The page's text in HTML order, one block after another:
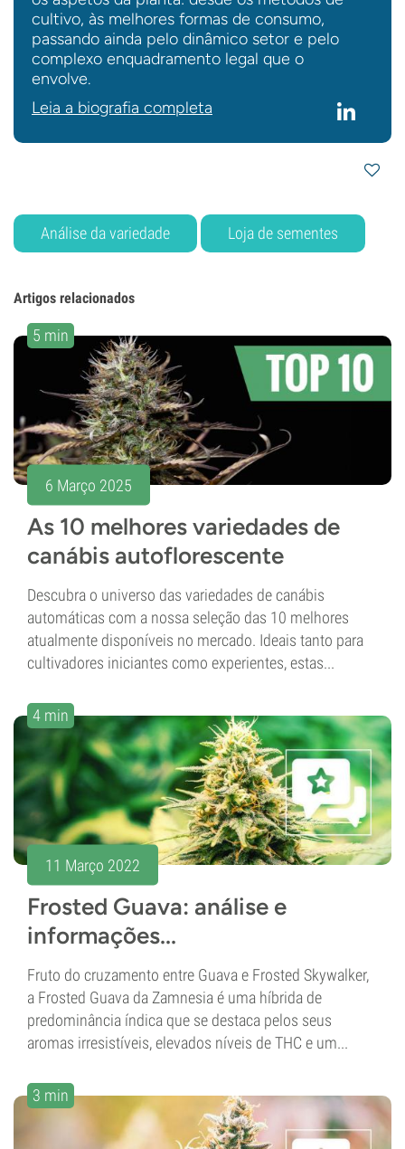
cultivo, às melhores formas de consumo,
passando ainda pelo dinâmico setor e pelo
complexo enquadramento legal que o
envolve.
Leia a biografia completa
Análise da variedade Loja de sementes
Artigos relacionados
5 min
6 Março 2025
As 10 melhores variedades de
canábis autoflorescente
Descubra o universo das variedades de canábis
automáticas com a nossa seleção das 10 melhores
atualmente disponíveis no mercado. Ideais tanto para
cultivadores iniciantes como experientes, estas...
4 min
11 Março 2022
Frosted Guava: análise e
informações...
Fruto do cruzamento entre Guava e Frosted Skywalker,
a Frosted Guava da Zamnesia é uma híbrida de
predominância índica que se destaca pelos seus
aromas irresistíveis, elevados níveis de THC e um...
3 min